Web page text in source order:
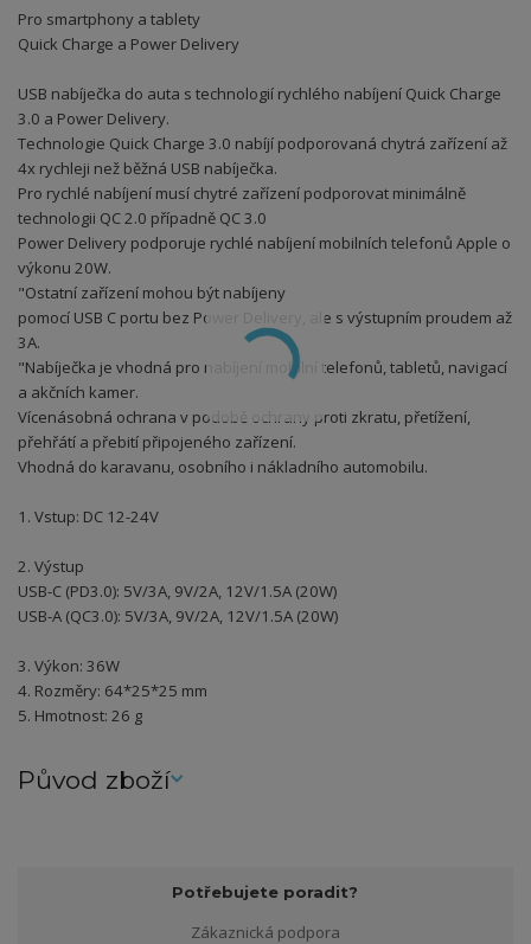
Pro smartphony a tablety
Quick Charge a Power Delivery
USB nabíječka do auta s technologií rychlého nabíjení Quick Charge
3.0 a Power Delivery.
Technologie Quick Charge 3.0 nabíjí podporovaná chytrá zařízení až
4x rychleji než běžná USB nabíječka.
Pro rychlé nabíjení musí chytré zařízení podporovat minimálně
technologii QC 2.0 případně QC 3.0
Power Delivery podporuje rychlé nabíjení mobilních telefonů Apple o
výkonu 20W.
"Ostatní zařízení mohou být nabíjeny
pomocí USB C portu bez Power Delivery, ale s výstupním proudem až
3A.
"Nabíječka je vhodná pro nabíjení mobilní telefonů, tabletů, navigací
a akčních kamer.
Vícenásobná ochrana v podobě ochrany proti zkratu, přetížení,
přehřátí a přebití připojeného zařízení.
Vhodná do karavanu, osobního i nákladního automobilu.
1. Vstup: DC 12-24V
2. Výstup
USB-C (PD3.0): 5V/3A, 9V/2A, 12V/1.5A (20W)
USB-A (QC3.0): 5V/3A, 9V/2A, 12V/1.5A (20W)
3. Výkon: 36W
4. Rozměry: 64*25*25 mm
5. Hmotnost: 26 g
Původ zboží
Potřebujete poradit?
Zákaznická podpora